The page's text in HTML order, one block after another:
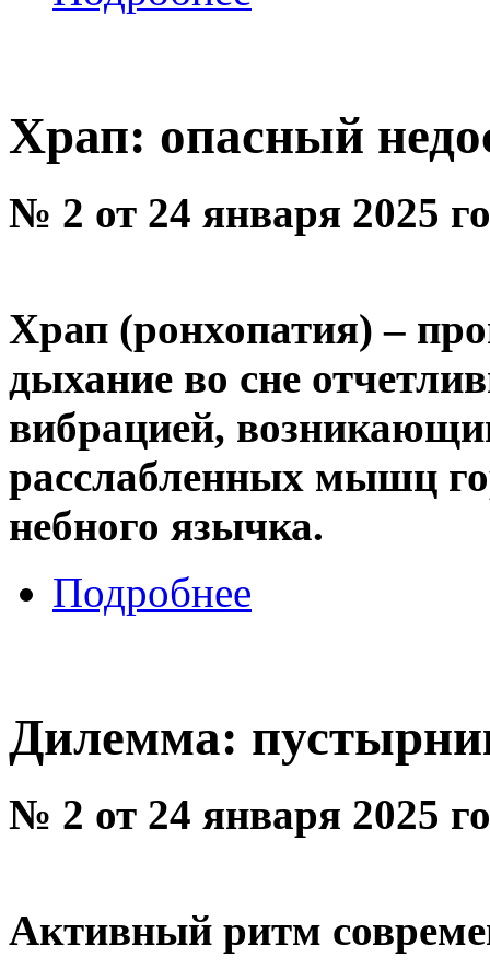
Храп: опасный
№ 2 от 24 января 2025
Храп (ронхопатия) –
дыхание во сне
вибрацией,
расслабленных мышц
небного язычка.
Подробнее
Дилемма:
№ 2 от 24 января 2025
Активный ритм